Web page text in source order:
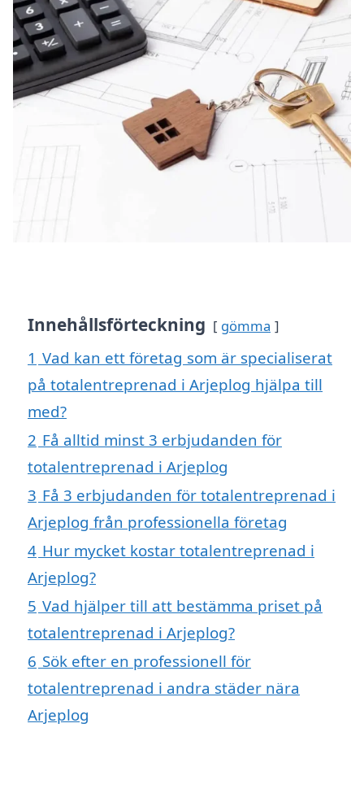
Innehållsförteckning gömma
1 Vad kan ett företag som är specialiserat
på totalentreprenad i Arjeplog hjälpa till
med?
2 Få alltid minst 3 erbjudanden för
totalentreprenad i Arjeplog
3 Få 3 erbjudanden för totalentreprenad i
Arjeplog från professionella företag
4 Hur mycket kostar totalentreprenad i
Arjeplog?
5 Vad hjälper till att bestämma priset på
totalentreprenad i Arjeplog?
6 Sök efter en professionell för
totalentreprenad i andra städer nära
Arjeplog